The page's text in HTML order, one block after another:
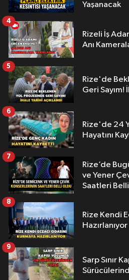
Yaşanacak
Rizeli İş
Anı
4
Rize'de
Geri Sayım!
5
Rize'de 24
Hayatını
6
Rize’de
ve Yener
Saatleri
7
Rize Kendi
Hazırlanıyor
8
Sarp Sınır
9